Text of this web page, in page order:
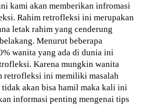
kami akan memberikan infromasi
Rahim retrofleksi ini merupakan
letak rahim yang cenderung
Menurut beberapa
wanita yang ada di dunia ini
Karena mungkin wanita
retrofleksi ini memiliki masalah
akan bisa hamil maka kali ini
informasi penting mengenai tips